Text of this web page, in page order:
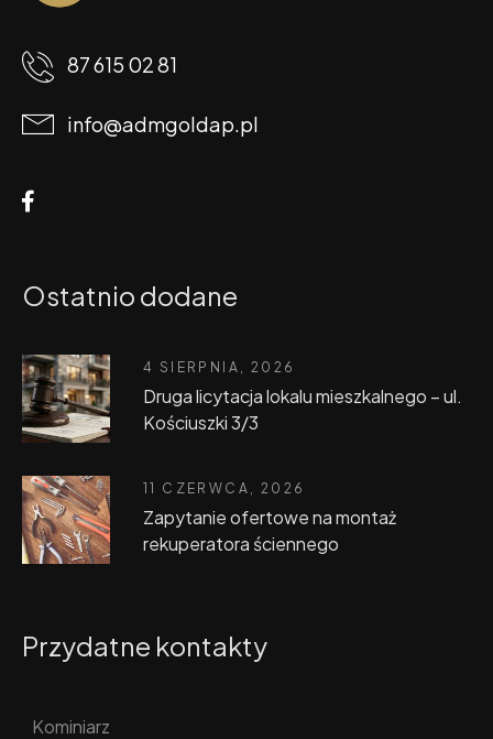
87 615 02 81
info@admgoldap.pl
Ostatnio dodane
4 SIERPNIA, 2026
Druga licytacja lokalu mieszkalnego – ul.
Kościuszki 3/3
11 CZERWCA, 2026
Zapytanie ofertowe na montaż
rekuperatora ściennego
Przydatne kontakty
Kominiarz